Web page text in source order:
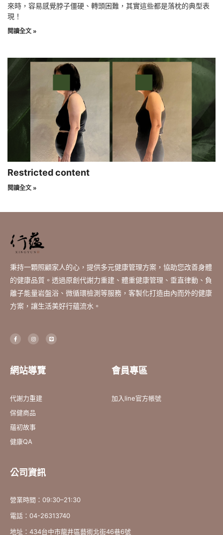
來時，容易感覺脖子僵硬、轉頭困難，其實這些都是落枕的典型表
現！
閱讀全文 »
Restricted content
閱讀全文 »
秉持一顆照顧家人的心，提供多元健康管理方案，協助您改善身體
的健康品質。透過原創代謝力重建、體重健康管理、垂直律動、負
離子能量岩盤浴、微循環檢測等服務，客製化打造由內而外的健康
方案，讓生活美好行蘊流水。
F
a
c
k
-
I
n
s
a
m
L
i
n
網站導覽
代謝力重建
保健商品
蘊初故事
健康QA
會員專區
加入line官方帳號
公司資訊
營業時間：09:30–21:30
電話：04-26313740
地址：434台中市龍井區藝術北街46巷6號